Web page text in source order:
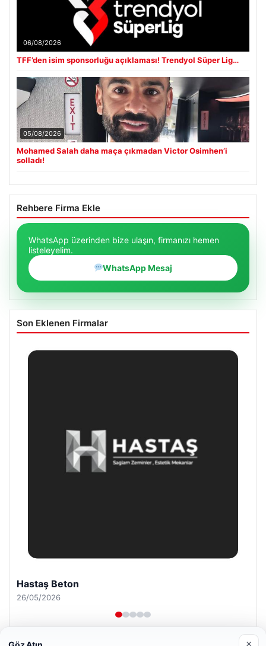
06/08/2026
TFF’den isim sponsorluğu açıklaması! Trendyol Süper Lig…
05/08/2026
Mohamed Salah daha maça çıkmadan Victor Osimhen’i
solladı!
Rehbere Firma Ekle
WhatsApp üzerinden bize ulaşın, firmanızı hemen
listeleyelim.
WhatsApp Mesaj
Son Eklenen Firmalar
Enes Kaplan Avukatlık Bürosu
28/04/2026